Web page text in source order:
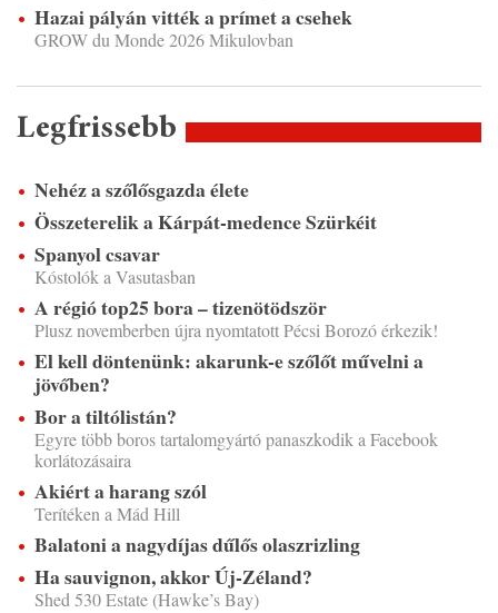
Hazai pályán vitték a prímet a csehek
GROW du Monde 2026 Mikulovban
Legfrissebb
Nehéz a szőlősgazda élete
Összeterelik a Kárpát-medence Szürkéit
Spanyol csavar
Kóstolók a Vasutasban
A régió top25 bora – tizenötödször
Plusz novemberben újra nyomtatott Pécsi Borozó érkezik!
El kell döntenünk: akarunk-e szőlőt művelni a
jövőben?
Bor a tiltólistán?
Egyre több boros tartalomgyártó panaszkodik a Facebook
korlátozásaira
Akiért a harang szól
Terítéken a Mád Hill
Balatoni a nagydíjas dűlős olaszrizling
Ha sauvignon, akkor Új-Zéland?
Shed 530 Estate (Hawke’s Bay)